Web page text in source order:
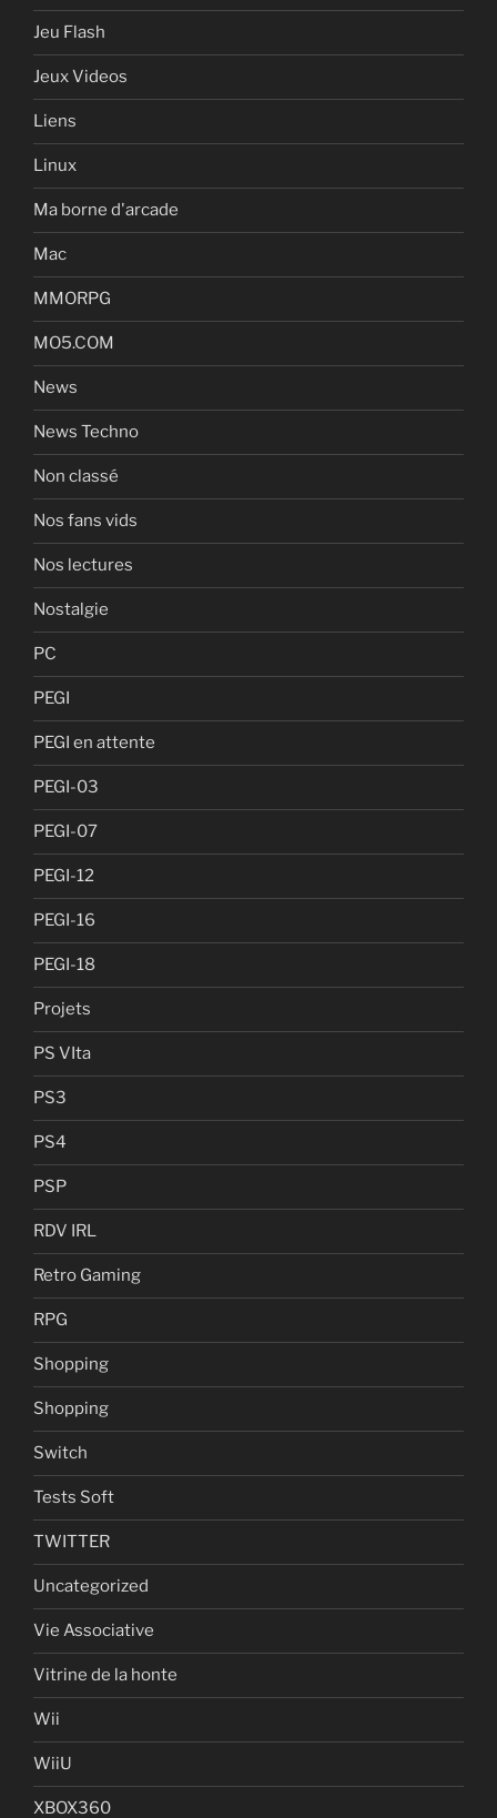
Jeu Flash
Jeux Videos
Liens
Linux
Ma borne d'arcade
Mac
MMORPG
MO5.COM
News
News Techno
Non classé
Nos fans vids
Nos lectures
Nostalgie
PC
PEGI
PEGI en attente
PEGI-03
PEGI-07
PEGI-12
PEGI-16
PEGI-18
Projets
PS VIta
PS3
PS4
PSP
RDV IRL
Retro Gaming
RPG
Shopping
Shopping
Switch
Tests Soft
TWITTER
Uncategorized
Vie Associative
Vitrine de la honte
Wii
WiiU
XBOX360